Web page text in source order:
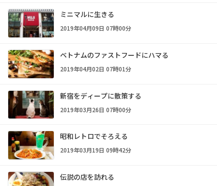
ミニマルに生きる
2019年04月09日 07時00分
ベトナムのファストフードにハマる
2019年04月02日 07時01分
新宿をディープに散策する
2019年03月26日 07時00分
昭和レトロでそろえる
2019年03月19日 09時42分
伝説の店を訪れる